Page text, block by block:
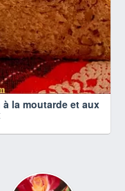
à la moutarde et aux